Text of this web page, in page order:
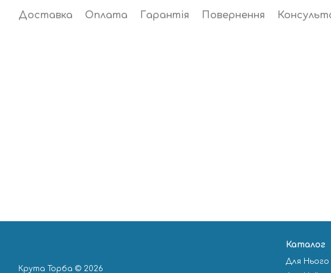
Доставка Оплата Гарантія Повернення
Крута Торба © 2026
Каталог
Для Нього